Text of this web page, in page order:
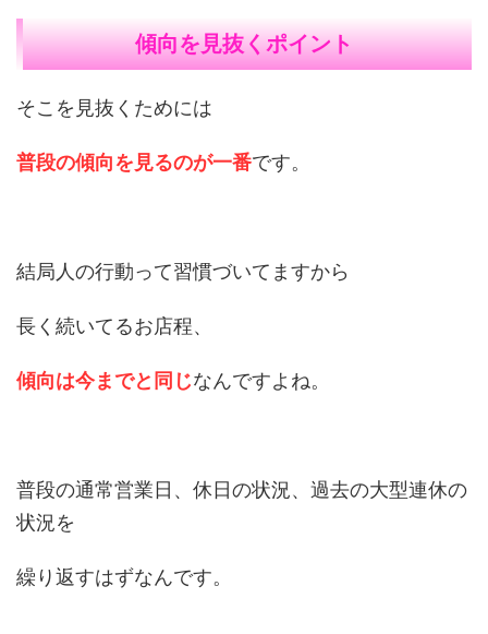
傾向を見抜くポイント
そこを見抜くためには
普段の傾向を見るのが一番です。
結局人の行動って習慣づいてますから
長く続いてるお店程、
傾向は今までと同じなんですよね。
普段の通常営業日、休日の状況、過去の大型連休の
状況を
繰り返すはずなんです。